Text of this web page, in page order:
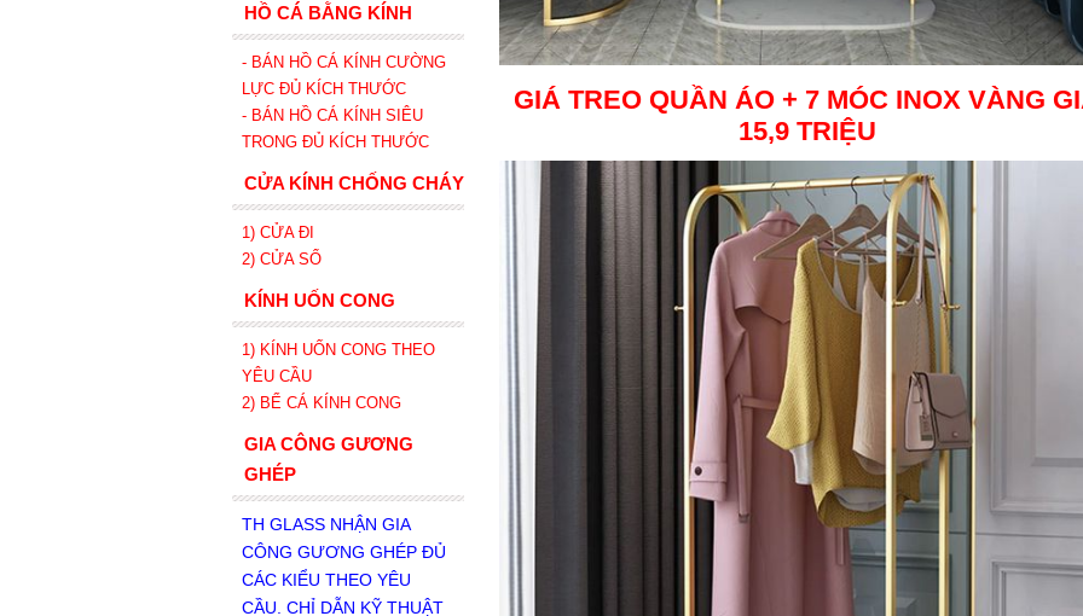
GIÁ TREO QUẦN ÁO + 7 MÓC INOX VÀNG
15,9 TRIỆU
HỒ CÁ BẰNG KÍNH
- BÁN HỒ CÁ KÍNH CƯỜNG
LỰC ĐỦ KÍCH THƯỚC
- BÁN HỒ CÁ KÍNH SIÊU
TRONG ĐỦ KÍCH THƯỚC
CỬA KÍNH CHỐNG CHÁY
1) CỬA ĐI
2) CỬA SỔ
KÍNH UỐN CONG
1) KÍNH UỐN CONG THEO
YÊU CẦU
2) BỂ CÁ KÍNH CONG
GIA CÔNG GƯƠNG
GHÉP
TH GLASS NHẬN GIA
CÔNG GƯƠNG GHÉP ĐỦ
CÁC KIỂU THEO YÊU
CẦU. CHỈ DẪN KỸ THUẬT